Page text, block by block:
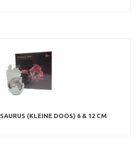
(KLEINE DOOS) 6 & 12 CM